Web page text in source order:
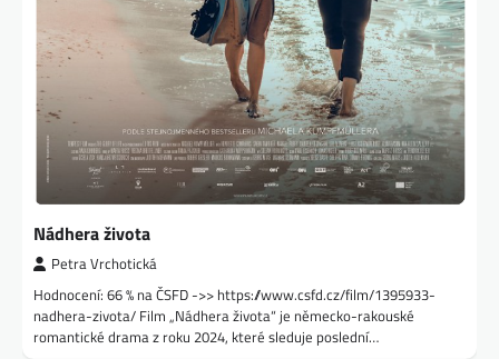
Nádhera života
Petra Vrchotická
Hodnocení: 66 % na ČSFD ->> https://www.csfd.cz/film/1395933-
nadhera-zivota/ Film „Nádhera života“ je německo-rakouské
romantické drama z roku 2024, které sleduje poslední…